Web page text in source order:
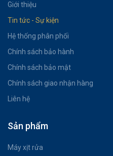
Giới thiệu
Tin tức - Sự kiện
Hệ thống phân phối
Chính sách bảo hành
Chính sách bảo mật
Chính sách giao nhận hàng
Liên hệ
Sản phẩm
Máy xịt rửa